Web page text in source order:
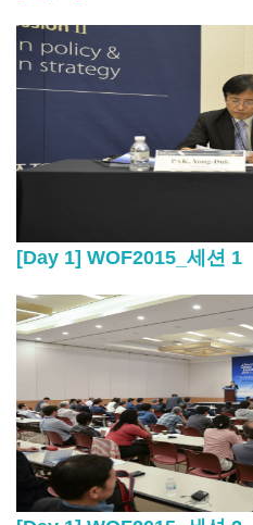
[Day 1] WOF2015_세션 1